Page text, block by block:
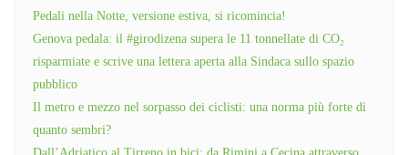
Pedali nella Notte, versione estiva, si ricomincia!
Genova pedala: il #girodizena supera le 11 tonnellate di CO₂
risparmiate e scrive una lettera aperta alla Sindaca sullo spazio
pubblico
Il metro e mezzo nel sorpasso dei ciclisti: una norma più forte di
quanto sembri?